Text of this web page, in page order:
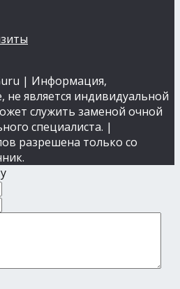
| Информация,
не является индивидуальной
служить заменой очной
специалиста. |
разрешена только со